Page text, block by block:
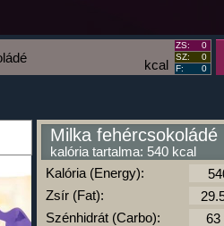
kcal
ZS:
0
SZ:
0
F:
0
Milka fehércsokoládé
kalória tartalma: 540 kcal
Kalória (Energy):
Zsír (Fat):
Szénhidrát (Carbo):